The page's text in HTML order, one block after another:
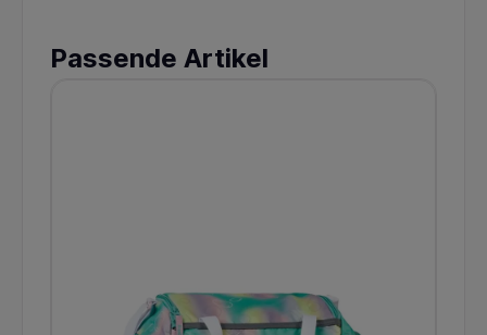
Passende Artikel